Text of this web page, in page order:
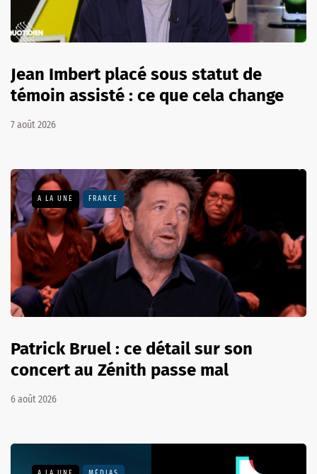
Jean Imbert placé sous statut de
témoin assisté : ce que cela change
7 août 2026
A LA UNE FRANCE
Patrick Bruel : ce détail sur son
concert au Zénith passe mal
6 août 2026